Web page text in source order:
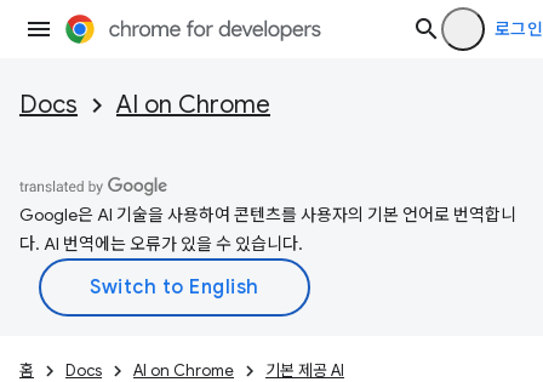
로그인
Docs AI on Chrome
Google은 AI 기술을 사용하여 콘텐츠를 사용자의 기본 언어로 번역합니
다. AI 번역에는 오류가 있을 수 있습니다.
홈 Docs AI on Chrome 기본 제공 AI